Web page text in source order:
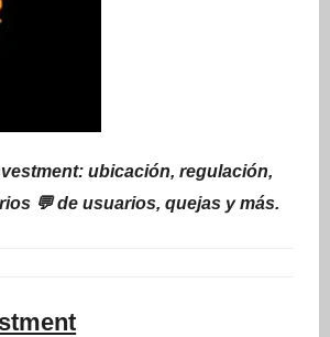
ubicación, regulación,
💬 de usuarios, quejas y más.